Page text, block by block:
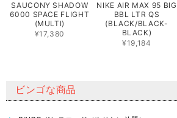
SAUCONY SHADOW
6000 SPACE FLIGHT
(MULTI)
¥17,380
NIKE AIR MAX 95 BIG
BBL LTR QS
(BLACK/BLACK-
BLACK)
¥19,184
ビンゴな商品